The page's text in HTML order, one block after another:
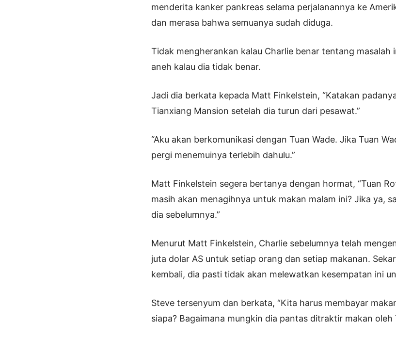
menderita kanker pankreas selama perjalanannya ke
dan merasa bahwa semuanya sudah diduga.
Tidak mengherankan kalau Charlie benar tentang masalah
aneh kalau dia tidak benar.
Jadi dia berkata kepada Matt Finkelstein, “Katakan
Tianxiang Mansion setelah dia turun dari pesawat.”
“Aku akan berkomunikasi dengan Tuan Wade. Jika Tuan
pergi menemuinya terlebih dahulu.”
Matt Finkelstein segera bertanya dengan hormat, “Tuan
masih akan menagihnya untuk makan malam ini? Jika ya,
dia sebelumnya.”
Menurut Matt Finkelstein, Charlie sebelumnya telah
juta dolar AS untuk setiap orang dan setiap makanan.
kembali, dia pasti tidak akan melewatkan kesempatan ini
Steve tersenyum dan berkata, “Kita harus membayar
siapa? Bagaimana mungkin dia pantas ditraktir makan oleh